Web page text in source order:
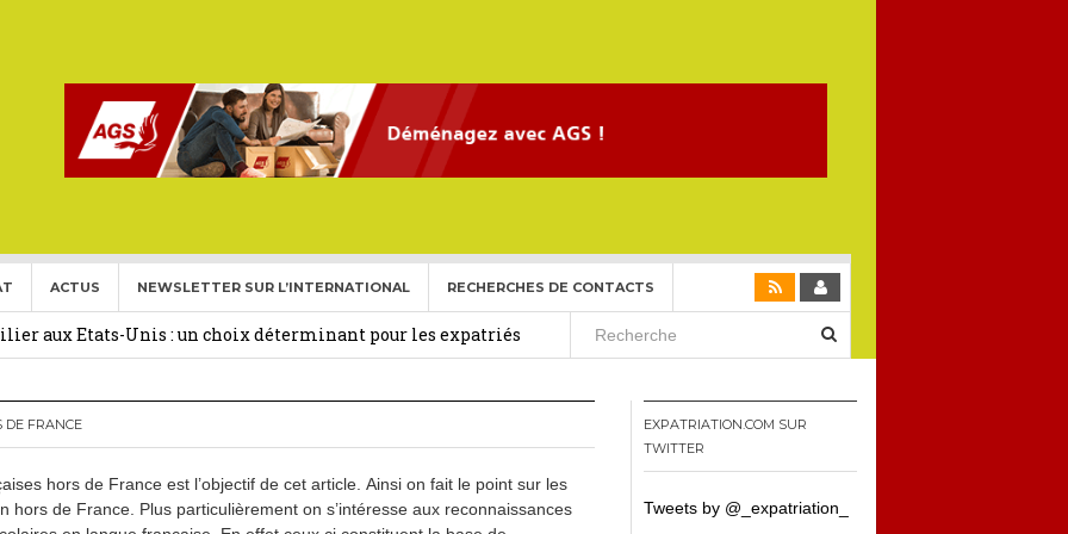
ACTUS NEWSLETTER SUR L’INTERNATIONAL RECHERCHES DE CONTACTS
aux Etats Unis pour l’année 2026-2027. 27 février 2026
aux Etats-Unis : un choix déterminant pour les expatriés
Expatriés
Card)
2 novembre 2024
DE FRANCE
hors de France est l’objectif de cet article. Ainsi on fait le point sur les
hors de France. Plus particulièrement on s’intéresse aux reconnaissances
EXPATRIATION.COM SUR
TWITTER
Tweets by @_expatriation_